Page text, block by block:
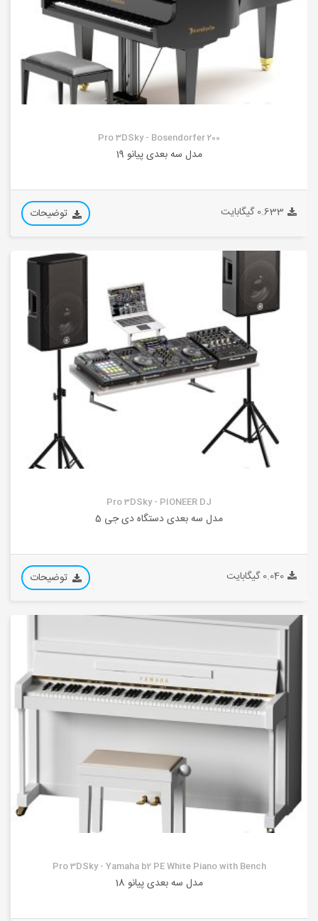
Pro 3DSky - Bosendorfer 200
مدل سه بعدی پیانو 19
0.633 گیگابایت توضیحات
Pro 3DSky - PIONEER DJ
مدل سه بعدی دستگاه دی جی 5
0.040 گیگابایت توضیحات
Pro 3DSky - Yamaha b2 PE White Piano with Bench
مدل سه بعدی پیانو 18